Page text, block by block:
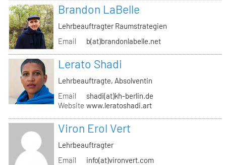
Brandon LaBelle
Lehrbeauftragter Raumstrategien
Email
b(at)brandonlabelle.net
Lerato Shadi
Lehrbeauftragte, Absolventin
Email
shadi(at)kh-berlin.de
Website www.leratoshadi.art
Viron Erol Vert
Lehrbeauftragter
Email
info(at)vironvert.com